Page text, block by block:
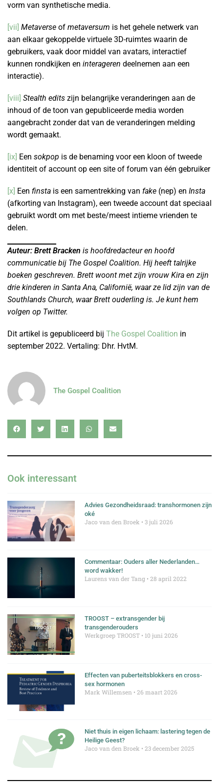
vorm van synthetische media.
[vii] Metaverse of metaversum is het gehele netwerk van
aan elkaar gekoppelde virtuele 3D-ruimtes waarin de
gebruikers, vaak door middel van avatars, interactief
kunnen rondkijken en interageren deelnemen aan een
interactie).
[viii] Stealth edits zijn belangrijke veranderingen aan de
inhoud of de toon van gepubliceerde media worden
aangebracht zonder dat van de veranderingen melding
wordt gemaakt.
[ix] Een sokpop is de benaming voor een kloon of tweede
identiteit of account op een site of forum van één gebruiker
[x] Een finsta is een samentrekking van fake (nep) en Insta
(afkorting van Instagram), een tweede account dat speciaal
gebruikt wordt om met beste/meest intieme vrienden te
delen.
Auteur: Brett Bracken is hoofdredacteur en hoofd
communicatie bij The Gospel Coalition. Hij heeft talrijke
boeken geschreven. Brett woont met zijn vrouw Kira en zijn
drie kinderen in Santa Ana, Californië, waar ze lid zijn van de
Southlands Church, waar Brett ouderling is. Je kunt hem
volgen op Twitter.
Dit artikel is gepubliceerd bij The Gospel Coalition in
september 2022. Vertaling: Dhr. HvtM.
The Gospel Coalition
Ook interessant
Advies Gezondheidsraad: transhormonen zijn
oké
Jaco van den Broek 3 juli 2026
Commentaar: Ouders aller Nederlanden…
word wakker!
Laurens van der Tang 28 april 2022
TROOST – extransgender bij
transgenderouders
Werkgroep TROOST 10 juni 2026
Effecten van puberteitsblokkers en cross-
sex hormonen
Mark Willemsen 26 maart 2026
Niet thuis in eigen lichaam: lastering tegen de
Heilige Geest?
Jaco van den Broek 23 december 2025